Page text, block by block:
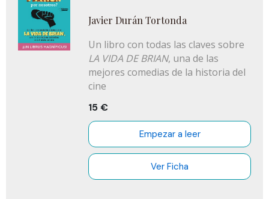
Javier Durán Tortonda
Un libro con todas las claves sobre
LA VIDA DE BRIAN, una de las
mejores comedias de la historia del
cine
15 €
Empezar a leer
Ver Ficha